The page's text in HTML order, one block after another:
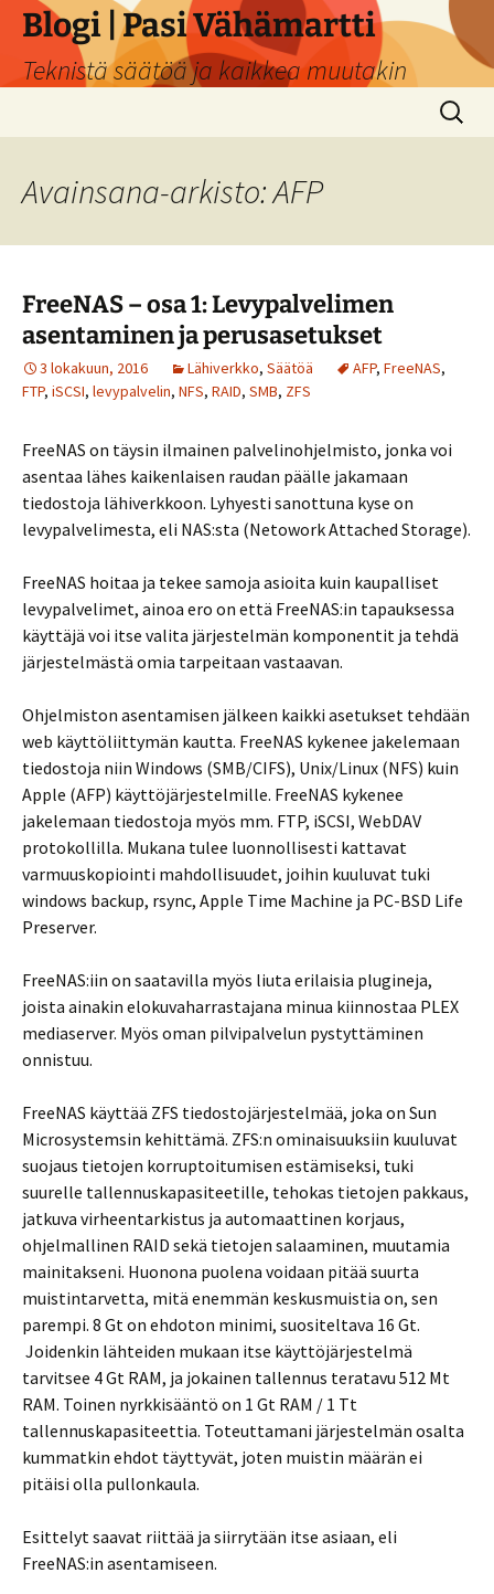
Siirry
sisältöön
Blogi | Pasi Vähämartti
Teknistä säätöä ja kaikkea muutakin
Haku:
Avainsana-arkisto: AFP
FreeNAS – osa 1: Levypalvelimen
asentaminen ja perusasetukset
3 lokakuun, 2016 Lähiverkko, Säätöä AFP, FreeNAS,
FTP, iSCSI, levypalvelin, NFS, RAID, SMB, ZFS
FreeNAS on täysin ilmainen palvelinohjelmisto, jonka voi
asentaa lähes kaikenlaisen raudan päälle jakamaan
tiedostoja lähiverkkoon. Lyhyesti sanottuna kyse on
levypalvelimesta, eli NAS:sta (Netowork Attached Storage).
FreeNAS hoitaa ja tekee samoja asioita kuin kaupalliset
levypalvelimet, ainoa ero on että FreeNAS:in tapauksessa
käyttäjä voi itse valita järjestelmän komponentit ja tehdä
järjestelmästä omia tarpeitaan vastaavan.
Ohjelmiston asentamisen jälkeen kaikki asetukset tehdään
web käyttöliittymän kautta. FreeNAS kykenee jakelemaan
tiedostoja niin Windows (SMB/CIFS), Unix/Linux (NFS) kuin
Apple (AFP) käyttöjärjestelmille. FreeNAS kykenee
jakelemaan tiedostoja myös mm. FTP, iSCSI, WebDAV
protokollilla. Mukana tulee luonnollisesti kattavat
varmuuskopiointi mahdollisuudet, joihin kuuluvat tuki
windows backup, rsync, Apple Time Machine ja PC-BSD Life
Preserver.
FreeNAS:iin on saatavilla myös liuta erilaisia plugineja,
joista ainakin elokuvaharrastajana minua kiinnostaa PLEX
mediaserver. Myös oman pilvipalvelun pystyttäminen
onnistuu.
FreeNAS käyttää ZFS tiedostojärjestelmää, joka on Sun
Microsystemsin kehittämä. ZFS:n ominaisuuksiin kuuluvat
suojaus tietojen korruptoitumisen estämiseksi, tuki
suurelle tallennuskapasiteetille, tehokas tietojen pakkaus,
jatkuva virheentarkistus ja automaattinen korjaus,
ohjelmallinen RAID sekä tietojen salaaminen, muutamia
mainitakseni. Huonona puolena voidaan pitää suurta
muistintarvetta, mitä enemmän keskusmuistia on, sen
parempi. 8 Gt on ehdoton minimi, suositeltava 16 Gt.
Joidenkin lähteiden mukaan itse käyttöjärjestelmä
tarvitsee 4 Gt RAM, ja jokainen tallennus teratavu 512 Mt
RAM. Toinen nyrkkisääntö on 1 Gt RAM / 1 Tt
tallennuskapasiteettia. Toteuttamani järjestelmän osalta
kummatkin ehdot täyttyvät, joten muistin määrän ei
pitäisi olla pullonkaula.
Esittelyt saavat riittää ja siirrytään itse asiaan, eli
FreeNAS:in asentamiseen.